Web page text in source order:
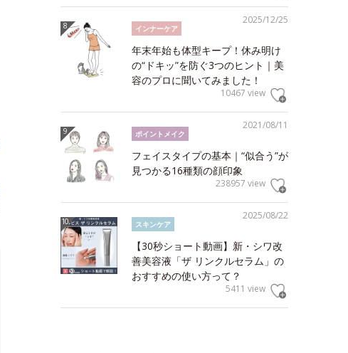
2025/12/25
インナーケア
年末年始も体型キープ！休み明け
の“ドキッ”を防ぐ3つのヒント｜美
容のプロに聞いてみました！
10467 view
2021/08/11
ポイントメイク
フェイスタイプの基本｜“似合う”が
見つかる16種類の顔印象
238957 view
2025/08/22
スキンケア
【30秒ショート動画】新・シワ改
善美容液「ザ リンクルセラム」の
おすすめの使い方って？
5411 view